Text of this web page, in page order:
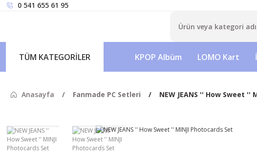
0 541 655 61 95
TÜM KATEGORİLER KPOP Albüm LOMO Kart
Anasayfa Fanmade PC Setleri NEW JEANS '' How Sweet ''